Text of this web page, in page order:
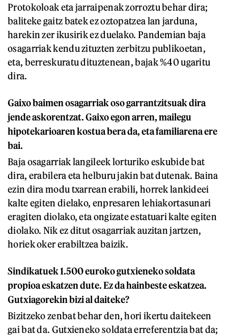
Protokoloak eta jarraipenak zorroztu behar dira;
baliteke gaitz batek ez oztopatzea lan jarduna,
harekin zer ikusirik ez duelako. Pandemian baja
osagarriak kendu zituzten zerbitzu publikoetan,
eta, berreskuratu dituztenean, bajak %40 ugaritu
dira.
Gaixo baimen osagarriak oso garrantzitsuak dira
jende askorentzat. Gaixo egon arren, mailegu
hipotekarioaren kostua bera da, eta familiarena ere
bai.
Baja osagarriak langileek lorturiko eskubide bat
dira, erabilera eta helburu jakin bat dutenak. Baina
ezin dira modu txarrean erabili, horrek lankideei
kalte egiten dielako, enpresaren lehiakortasunari
eragiten diolako, eta ongizate estatuari kalte egiten
diolako. Nik ez ditut osagarriak auzitan jartzen,
horiek oker erabiltzea baizik.
Sindikatuek 1.500 euroko gutxieneko soldata
propioa eskatzen dute. Ez da hainbeste eskatzea.
Gutxiagorekin bizi al daiteke?
Bizitzeko zenbat behar den, hori ikertu daitekeen
gai bat da. Gutxieneko soldata erreferentzia bat da;